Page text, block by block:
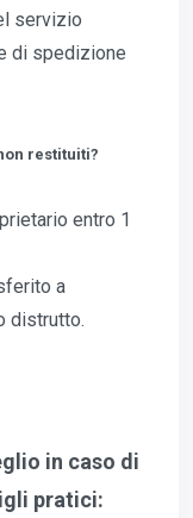
servizio
di spedizione
restituiti?
entro 1
a
distrutto.
in caso di
pratici: